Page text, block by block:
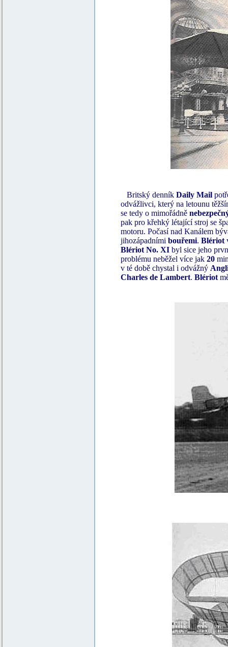
Britský denník Daily Mail
odvážlivci, který na letounu
se tedy o mimořádně
pak pro křehký létající stroj se
motoru. Počasí nad Kanálem
jihozápadními bouřemi. Blériot
Blériot No. XI byl sice jeho
problému neběžel více jak 20
v té době chystal i odvážný
Charles de Lambert. Blériot